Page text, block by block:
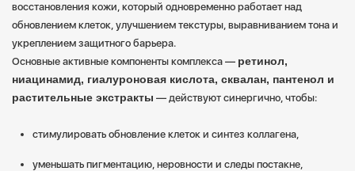
восстановления кожи, который одновременно работает над
обновлением клеток, улучшением текстуры, выравниванием тона и
укреплением защитного барьера.
Основные активные компоненты комплекса — ретинол,
ниацинамид, гиалуроновая кислота, сквалан, пантенол и
растительные экстракты — действуют синергично, чтобы:
стимулировать обновление клеток и синтез коллагена,
уменьшать пигментацию, неровности и следы постакне,